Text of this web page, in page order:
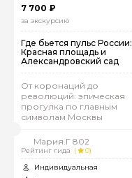
7 700 ₽
за экскурсию
Где бьется пульс России:
Красная площадь и
Александровский сад
От коронаций до
революций: эпическая
прогулка по главным
символам Москвы
Мария.Г 802
Рейтинг гида (
0)
Индивидуальная